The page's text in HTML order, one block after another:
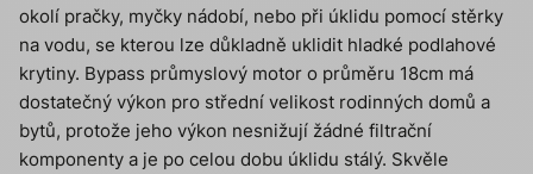
okolí pračky, myčky nádobí, nebo při úklidu pomocí stěrky
na vodu, se kterou lze důkladně uklidit hladké podlahové
krytiny. Bypass průmyslový motor o průměru 18cm má
dostatečný výkon pro střední velikost rodinných domů a
bytů, protože jeho výkon nesnižují žádné filtrační
komponenty a je po celou dobu úklidu stálý. Skvěle